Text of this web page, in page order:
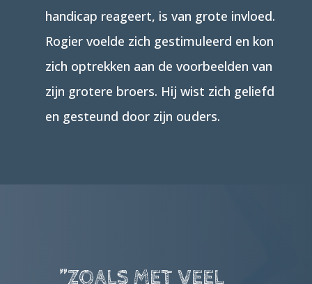
handicap reageert, is van grote invloed.
Rogier voelde zich gestimuleerd en kon
zich optrekken aan de voorbeelden van
zijn grotere broers. Hij wist zich geliefd
en gesteund door zijn ouders.
”ZOALS MET VEEL